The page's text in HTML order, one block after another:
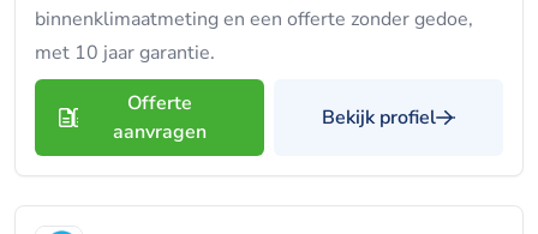
binnenklimaatmeting en een offerte zonder gedoe,
met 10 jaar garantie.
Offerte
aanvragen
Bekijk profiel